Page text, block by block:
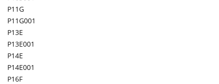
P11G
P11G001
P13E
P13E001
P14E
P14E001
P16F